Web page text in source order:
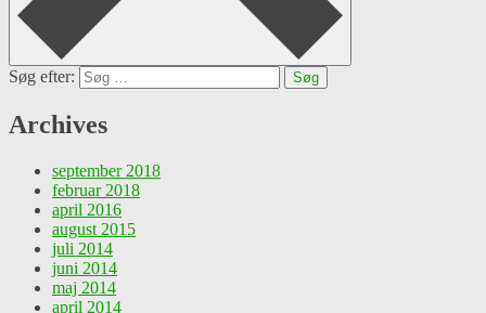
Søg efter:
Archives
september 2018
februar 2018
april 2016
august 2015
juli 2014
juni 2014
maj 2014
april 2014